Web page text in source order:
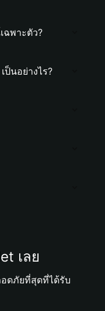
ฉพาะตัว?
นอย่างไร?
เลย
ดภัยที่สุดที่ได้รับ